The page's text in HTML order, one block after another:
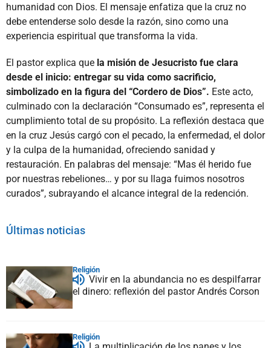
humanidad con Dios. El mensaje enfatiza que la cruz no
debe entenderse solo desde la razón, sino como una
experiencia espiritual que transforma la vida.
El pastor explica que la misión de Jesucristo fue clara
desde el inicio: entregar su vida como sacrificio,
simbolizado en la figura del “Cordero de Dios”. Este acto,
culminado con la declaración “Consumado es”, representa el
cumplimiento total de su propósito. La reflexión destaca que
en la cruz Jesús cargó con el pecado, la enfermedad, el dolor
y la culpa de la humanidad, ofreciendo sanidad y
restauración. En palabras del mensaje: “Mas él herido fue
por nuestras rebeliones… y por su llaga fuimos nosotros
curados”, subrayando el alcance integral de la redención.
Últimas noticias
Religión
Vivir en la abundancia no es despilfarrar
el dinero: reflexión del pastor Andrés Corson
Religión